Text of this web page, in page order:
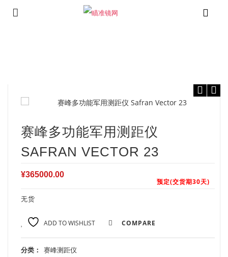
赛峰多功能军用测距仪
SAFRAN VECTOR 23
¥365000.00
预定(交货期30天)
无货
ADD TO WISHLIST COMPARE
分类：
赛峰测距仪